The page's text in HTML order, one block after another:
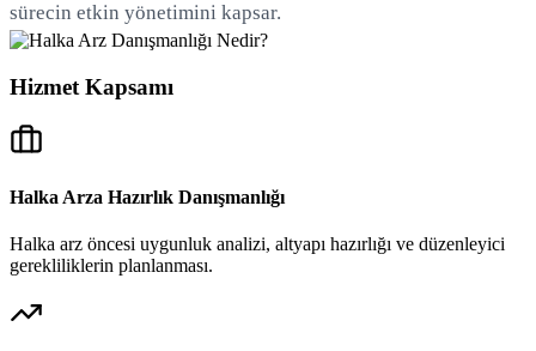
sürecin etkin yönetimini kapsar.
Hizmet Kapsamı
Halka Arza Hazırlık Danışmanlığı
Halka arz öncesi uygunluk analizi, altyapı hazırlığı ve düzenleyici
gerekliliklerin planlanması.